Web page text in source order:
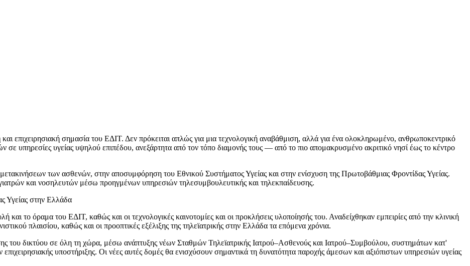
επιχειρησιακή σημασία του ΕΔΙΤ. Δεν πρόκειται απλώς για μια τεχνολογική αναβάθμιση, αλλά για ένα ολοκληρωμένο, ανθρωποκεντρικό
σε υπηρεσίες υγείας υψηλού επιπέδου, ανεξάρτητα από τον τόπο διαμονής τους — από το πιο απομακρυσμένο ακριτικό νησί έως το κέντρο
των ασθενών, στην αποσυμφόρηση του Εθνικού Συστήματος Υγείας και στην ενίσχυση της Πρωτοβάθμιας Φροντίδας Υγείας.
και νοσηλευτών μέσω προηγμένων υπηρεσιών τηλεσυμβουλευτικής και τηλεκπαίδευσης.
Υγείας στην Ελλάδα
και το όραμα του ΕΔΙΤ, καθώς και οι τεχνολογικές καινοτομίες και οι προκλήσεις υλοποίησής του. Αναδείχθηκαν εμπειρίες από την κλινική
πλαισίου, καθώς και οι προοπτικές εξέλιξης της τηλεϊατρικής στην Ελλάδα τα επόμενα χρόνια.
του δικτύου σε όλη τη χώρα, μέσω ανάπτυξης νέων Σταθμών Τηλεϊατρικής Ιατρού–Ασθενούς και Ιατρού–Συμβούλου, συστημάτων κατ'
υποστήριξης. Οι νέες αυτές δομές θα ενισχύσουν σημαντικά τη δυνατότητα παροχής άμεσων και αξιόπιστων υπηρεσιών υγείας